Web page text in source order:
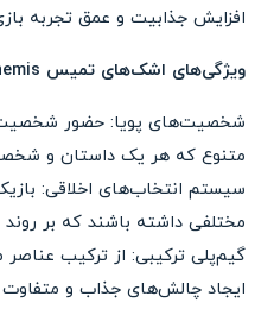
افزایش جذابیت و عمق تجربه
ویژگی‌های اشک‌های تمیس Tears of Themis
شخصیت‌های پویا: حضور
متنوع که هر یک داستان و
سیستم انتخاب‌های اخلاقی:
مختلفی داشته باشند که بر روند
گیم‌پلی ترکیبی: از ترکیب
ایجاد چالش‌های جذاب و